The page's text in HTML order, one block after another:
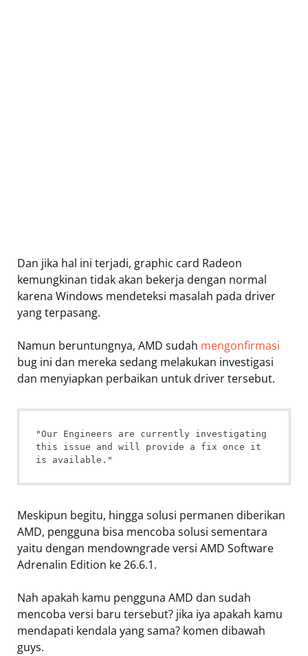
Dan jika hal ini terjadi, graphic card Radeon
kemungkinan tidak akan bekerja dengan normal
karena Windows mendeteksi masalah pada driver
yang terpasang.
Namun beruntungnya, AMD sudah mengonfirmasi
bug ini dan mereka sedang melakukan investigasi
dan menyiapkan perbaikan untuk driver tersebut.
"Our Engineers are currently investigating
this issue and will provide a fix once it
is available."
Meskipun begitu, hingga solusi permanen diberikan
AMD, pengguna bisa mencoba solusi sementara
yaitu dengan mendowngrade versi AMD Software
Adrenalin Edition ke 26.6.1.
Nah apakah kamu pengguna AMD dan sudah
mencoba versi baru tersebut? jika iya apakah kamu
mendapati kendala yang sama? komen dibawah
guys.